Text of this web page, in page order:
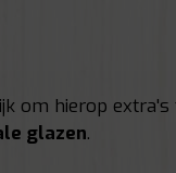
om hierop extra's
glazen.